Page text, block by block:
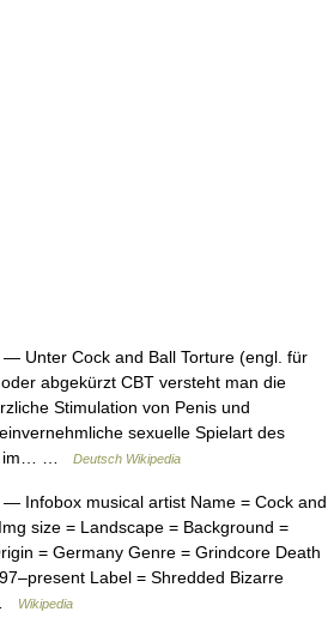
— Unter Cock and Ball Torture (engl. für
abgekürzt CBT versteht man die
Stimulation von Penis und
sexuelle Spielart des
im… …
Deutsch Wikipedia
— Infobox musical artist Name = Cock and
size = Landscape = Background =
= Germany Genre = Grindcore Death
Label = Shredded Bizarre
Wikipedia